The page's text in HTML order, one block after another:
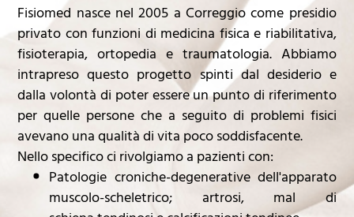
Fisiomed nasce nel 2005 a Correggio come presidio
privato con funzioni di medicina fisica e riabilitativa,
fisioterapia, ortopedia e traumatologia. Abbiamo
intrapreso questo progetto spinti dal desiderio e
dalla volontà di poter essere un punto di riferimento
per quelle persone che a seguito di problemi fisici
avevano una qualità di vita poco soddisfacente.
Nello specifico ci rivolgiamo a pazienti con:
Patologie croniche-degenerative dell'apparato
muscolo-scheletrico; artrosi, mal di